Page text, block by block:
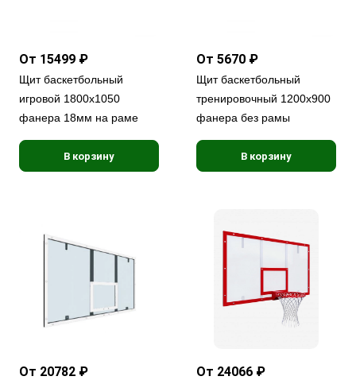
От 15499 ₽
Щит баскетбольный
игровой 1800х1050
фанера 18мм на раме
В корзину
От 5670 ₽
Щит баскетбольный
тренировочный 1200х900
фанера без рамы
В корзину
От 20782 ₽ От 24066 ₽